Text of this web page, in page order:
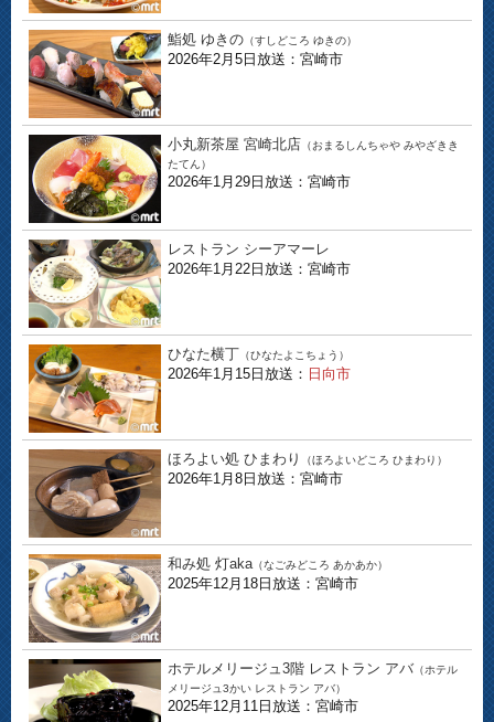
鮨処 ゆきの （すしどころ ゆきの）
2026年2月5日放送：宮崎市
小丸新茶屋 宮崎北店 （おまるしんちゃや みやざきき
たてん）
2026年1月29日放送：宮崎市
レストラン シーアマーレ
2026年1月22日放送：宮崎市
ひなた横丁 （ひなたよこちょう）
2026年1月15日放送： 日向市
ほろよい処 ひまわり （ほろよいどころ ひまわり）
2026年1月8日放送：宮崎市
和み処 灯aka（なごみどころ あかあか）
2025年12月18日放送：宮崎市
ホテルメリージュ3階 レストラン アバ （ホテル
メリージュ3かい レストラン アバ）
2025年12月11日放送：宮崎市